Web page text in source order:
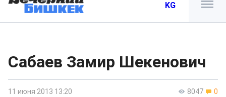
KG
Сабаев Замир Шекенович
8047 0
11 июня 2013 13:20